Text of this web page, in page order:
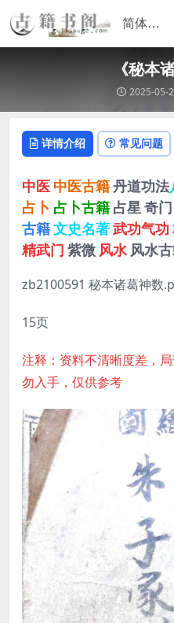
《秘本
2025-05-
详情介绍 常见问题
中医 中医古籍丹道功法
占卜 占卜古籍 占星 奇门
古籍文史名著武功气功
精武门 紫微 风水 风水
zb2100591 秘本诸葛神数
15页
注释：资料不清晰度差，
勿入手，仅供参考